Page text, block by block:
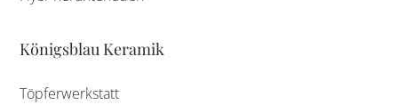
Königsblau Keramik
Töpferwerkstatt